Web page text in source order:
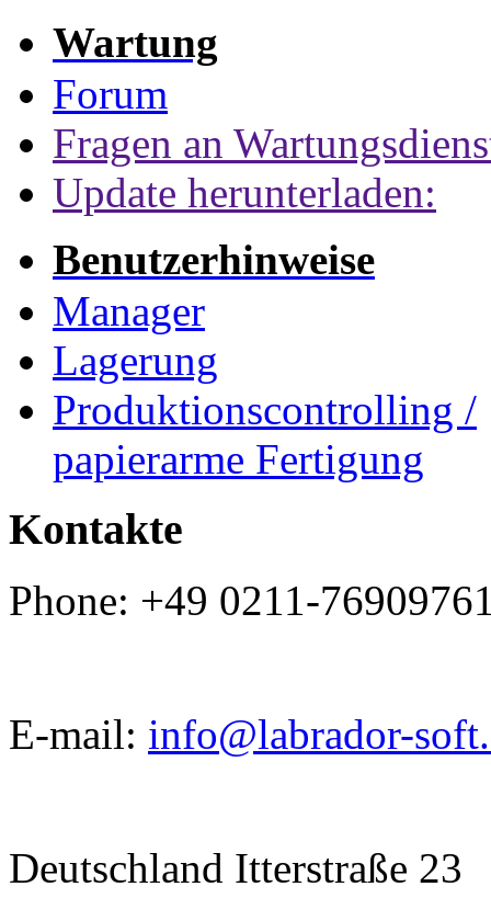
Wartung
Forum
Fragen an
Update herunterladen:
Benutzerhinweise
Manager
Lagerung
Produktionscontrolling /
papierarme Fertigung
Kontakte
Phone: +49 0211-
E-mail: info@labrador-
Deutschland Itterstraße 23